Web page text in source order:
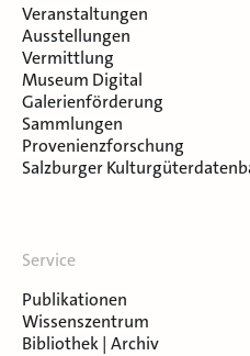
Veranstaltungen
Ausstellungen
Vermittlung
Museum Digital
Galerienförderung
Sammlungen
Provenienzforschung
Salzburger
Service
Publikationen
Wissenszentrum
Bibliothek | Archiv